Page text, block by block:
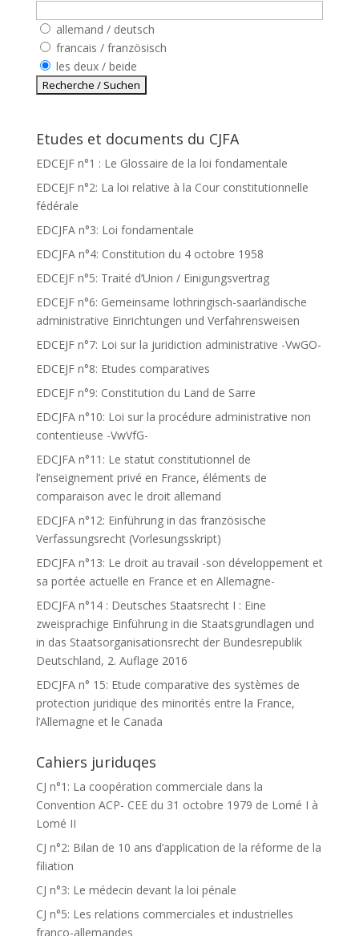
allemand / deutsch
francais / französisch
les deux / beide
Etudes et documents du CJFA
EDCEJF n°1 : Le Glossaire de la loi fondamentale
EDCEJF n°2: La loi relative à la Cour constitutionnelle
fédérale
EDCJFA n°3: Loi fondamentale
EDCJFA n°4: Constitution du 4 octobre 1958
EDCEJF n°5: Traité d’Union / Einigungsvertrag
EDCEJF n°6: Gemeinsame lothringisch-saarländische
administrative Einrichtungen und Verfahrensweisen
EDCEJF n°7: Loi sur la juridiction administrative -VwGO-
EDCEJF n°8: Etudes comparatives
EDCEJF n°9: Constitution du Land de Sarre
EDCJFA n°10: Loi sur la procédure administrative non
contentieuse -VwVfG-
EDCJFA n°11: Le statut constitutionnel de
l’enseignement privé en France, éléments de
comparaison avec le droit allemand
EDCJFA n°12: Einführung in das französische
Verfassungsrecht (Vorlesungsskript)
EDCJFA n°13: Le droit au travail -son développement et
sa portée actuelle en France et en Allemagne-
EDCJFA n°14 : Deutsches Staatsrecht I : Eine
zweisprachige Einführung in die Staatsgrundlagen und
in das Staatsorganisationsrecht der Bundesrepublik
Deutschland, 2. Auflage 2016
EDCJFA n° 15: Etude comparative des systèmes de
protection juridique des minorités entre la France,
l’Allemagne et le Canada
Cahiers juriduqes
CJ n°1: La coopération commerciale dans la
Convention ACP- CEE du 31 octobre 1979 de Lomé I à
Lomé II
CJ n°2: Bilan de 10 ans d’application de la réforme de la
filiation
CJ n°3: Le médecin devant la loi pénale
CJ n°5: Les relations commerciales et industrielles
franco-allemandes